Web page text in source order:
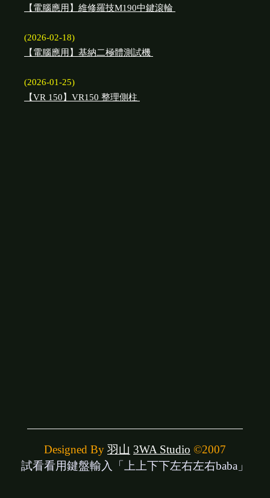
【電腦應用】維修羅技M190中鍵滾輪
(2026-02-18)
【電腦應用】基納二極體測試機
(2026-01-25)
【VR 150】VR150 整理側柱
Designed By 羽山 3WA Studio ©2007
試看看用鍵盤輸入「上上下下左右左右baba」